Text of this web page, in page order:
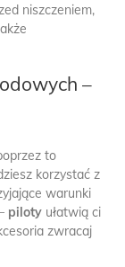
niszczeniem,
–
to
korzystać z
warunki
piloty ułatwią ci
zwracaj